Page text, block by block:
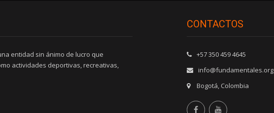
entidad sin ánimo de lucro que
actividades deportivas, recreativas,
CONTACTOS
+57 350 459 4645
info@fundamentales.org
Bogotá, Colombia